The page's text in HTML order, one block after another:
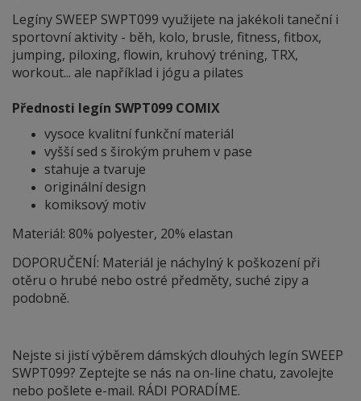
Legíny SWEEP SWPT099 využijete na jakékoli taneční i
sportovní aktivity - běh, kolo, brusle, fitness, fitbox,
jumping, piloxing, flowin, kruhový tréning, TRX,
workout... ale například i jógu a pilates
Přednosti legín SWPT099 COMIX
vysoce kvalitní funkční materiál
vyšší sed s širokým pruhem v pase
stahuje a tvaruje
originální design
komiksový motiv
Materiál: 80% polyester, 20% elastan
DOPORUČENÍ: Materiál je náchylný k poškození při
otěru o hrubé nebo ostré předměty, suché zipy a
podobně.
Nejste si jistí výběrem dámských dlouhých legín SWEEP
SWPT099? Zeptejte se nás na on-line chatu, zavolejte
nebo pošlete e-mail. RÁDI PORADÍME.